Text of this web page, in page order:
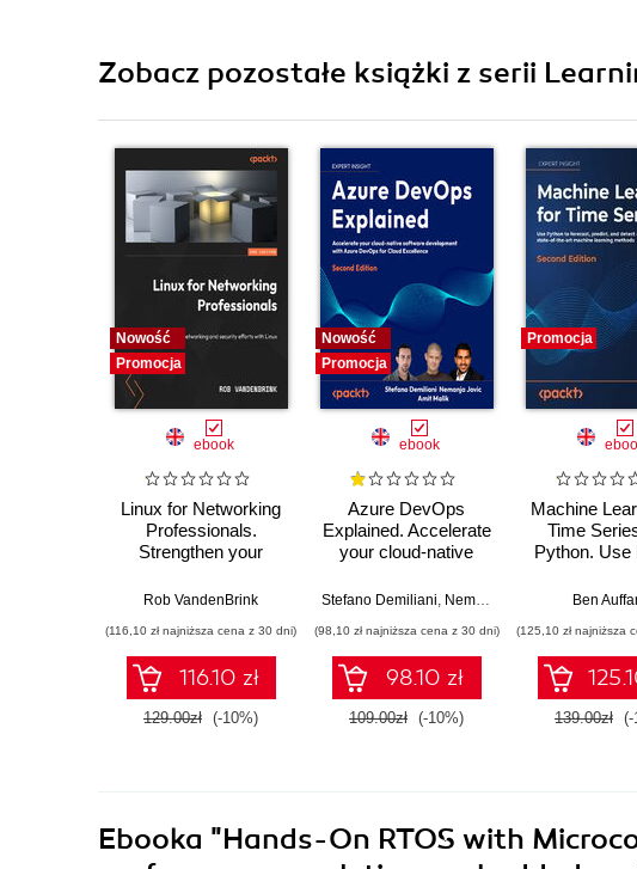
Zobacz pozostałe książki z serii
Nowość
Promocja
ebook
Linux for Networking
Professionals.
Strengthen your
security efforts with
Edition
Rob VandenBrink
(116,10 zł najniższa cena z 30 dni)
116.10 zł
129.00zł (-10%)
Nowość
Promocja
ebook
Azure DevOps
Explained. Accelerate
your cloud-native
development with
Cloud Excellence -
Second Edition
Stefano Demiliani Nemanja Jovic Amit Malik,
(98,10 zł najniższa cena z 30 dni)
98.10 zł
109.00zł (-10%)
Promocja
Machine
Time
Python. Use
and detect
machine
methods -
Edition
Ben
(125,10 zł najniższa
139.00zł (-
Ebooka "Hands-On RTOS with